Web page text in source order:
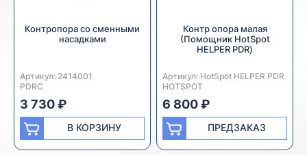
Контропора со сменными
насадками
Артикул: 2414001
Производитель:
PDRC
3 730 ₽
В КОРЗИНУ
Контр опора малая
(Помощник HotSpot
HELPER PDR)
Артикул: HotSpot HELPER PDR
Производитель:
HOTSPOT
6 800 ₽
ПРЕДЗАКАЗ